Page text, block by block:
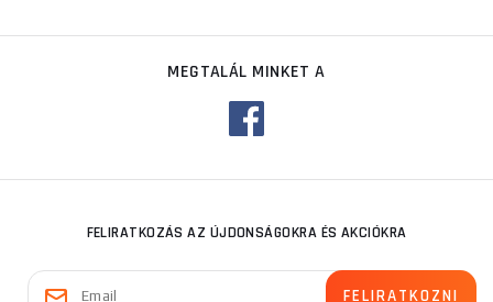
MEGTALÁL MINKET A
FELIRATKOZÁS AZ ÚJDONSÁGOKRA ÉS AKCIÓKRA